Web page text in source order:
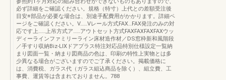
必ず詳細をご確認ください。規格（特寸）上代との差額受注後
目安※部品が必要な場合は、別途手配費用がかかります。詳細ペ
ージをご確認ください。V……Vレール方式FAX…FAX発注のみの対
応です上……上吊方式ア……アウトセット方式FAXFAXFAXFAXウッ
ディーラインファミリーライン床材造作材／DS窓枠新和風階段
／手すり収納Biz-LIXドアプラス特注対応品特別仕様設定一覧納
まり図面一覧・納まり図商品の色は、印刷の特性上実物とは多
少異なる場合がございますのでご了承ください。掲載価格に
は、消費税、ガラス代（ガラス組込商品を除く）、組立費、工
事費、運賃等は含まれておりません。788